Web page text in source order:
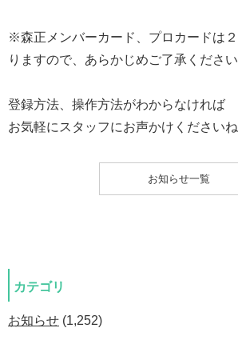
※森正メンバーカード、プロカードは
りますので、あらかじめご了承ください
登録方法、操作方法がわからなければ
お気軽にスタッフにお声かけくださいね
お知らせ一覧
カテゴリ
お知らせ (1,252)